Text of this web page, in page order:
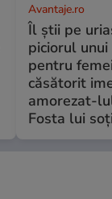
Avantaje.ro
Îl știi pe
piciorul
pentru
căsătorit
amorezat-
Fosta lui